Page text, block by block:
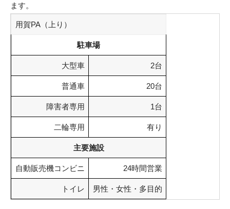
ます。
用賀PA（上り）
駐車場
大型車 2台
普通車 20台
障害者専用 1台
二輪専用 有り
主要施設
自動販売機コンビニ 24時間営業
トイレ 男性・女性・多目的